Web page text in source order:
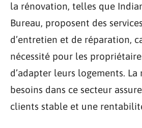
la rénovation, telles que
Bureau, proposent des
d’entretien et de réparation,
nécessité pour les
d’adapter leurs logements.
besoins dans ce secteur
clients stable et une